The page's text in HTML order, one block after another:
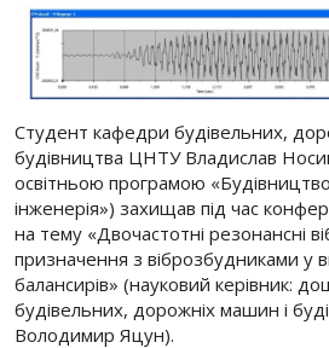
Студент кафедри будівельних,
будівництва ЦНТУ Владислав
освітньою програмою
інженерія») захищав під час
на тему «Двочастотні резонансні
призначення з віброзбудниками у
балансирів» (науковий керівник:
будівельних, дорожніх машин і
Володимир Яцун).